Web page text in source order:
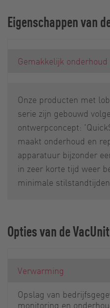
Eigenschappen van
Gemakkelijk onderhoud
Onze producten met
serie zijn gebouwd
ontwerpconcept:
maakt onderhoud en
apparatuur bijzonder
in zeer korte tijd weer
minimale stilstandtijden.
Opties van de VacUnit
Verwarming
Opslag van
monitoring en